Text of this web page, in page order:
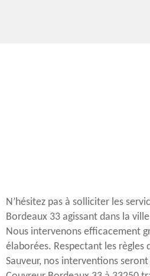
N’hésitez pas à solliciter les
Bordeaux 33 agissant dans la
Nous intervenons efficacement
élaborées. Respectant les règles
Sauveur, nos interventions